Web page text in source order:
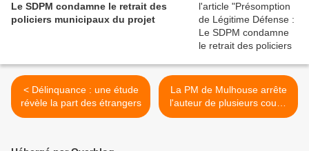
Le SDPM condamne le retrait des
policiers municipaux du projet
< Délinquance : une étude
révèle la part des étrangers
La PM de Mulhouse arrête
l'auteur de plusieurs coups
de couteaux >